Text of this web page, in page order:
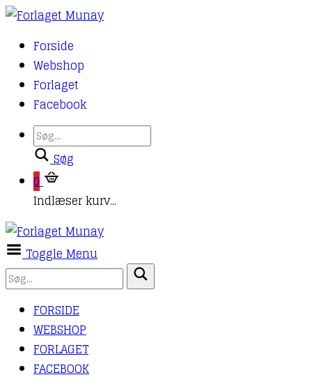
Forside
Webshop
Forlaget
Facebook
Søg
0
Indlæser kurv...
Toggle Menu
FORSIDE
WEBSHOP
FORLAGET
FACEBOOK